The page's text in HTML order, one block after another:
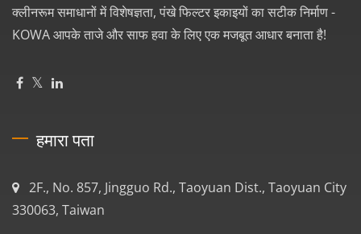
क्लीनरूम समाधानों में विशेषज्ञता, पंखे फिल्टर इकाइयों का सटीक निर्माण -
KOWA आपके ताजे और साफ हवा के लिए एक मजबूत आधार बनाता है!
हमारा पता
2F., No. 857, Jingguo Rd., Taoyuan Dist., Taoyuan City
330063, Taiwan